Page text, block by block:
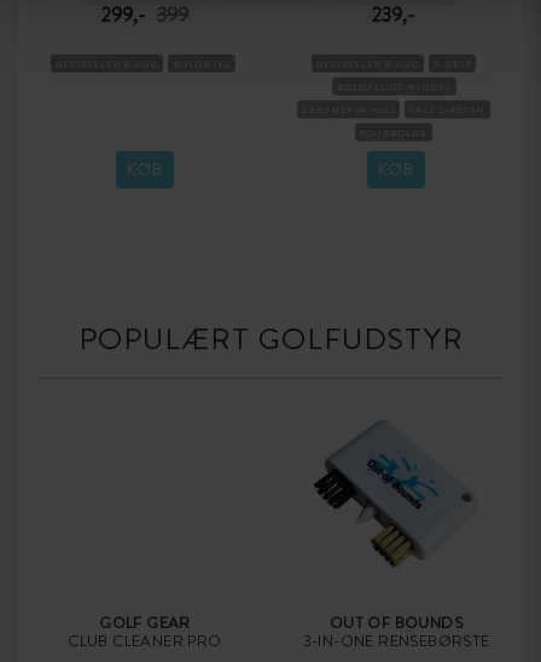
299,- 399
KØB
239,-
KØB
POPULÆRT GOLFUDSTYR
GOLF GEAR
CLUB CLEANER PRO
OUT OF BOUNDS
3-IN-ONE RENSEBØRSTE